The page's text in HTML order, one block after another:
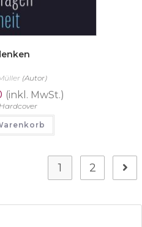
(Autor)
(inkl. MwSt.)
1 2